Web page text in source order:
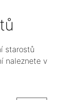
starostů
naleznete v